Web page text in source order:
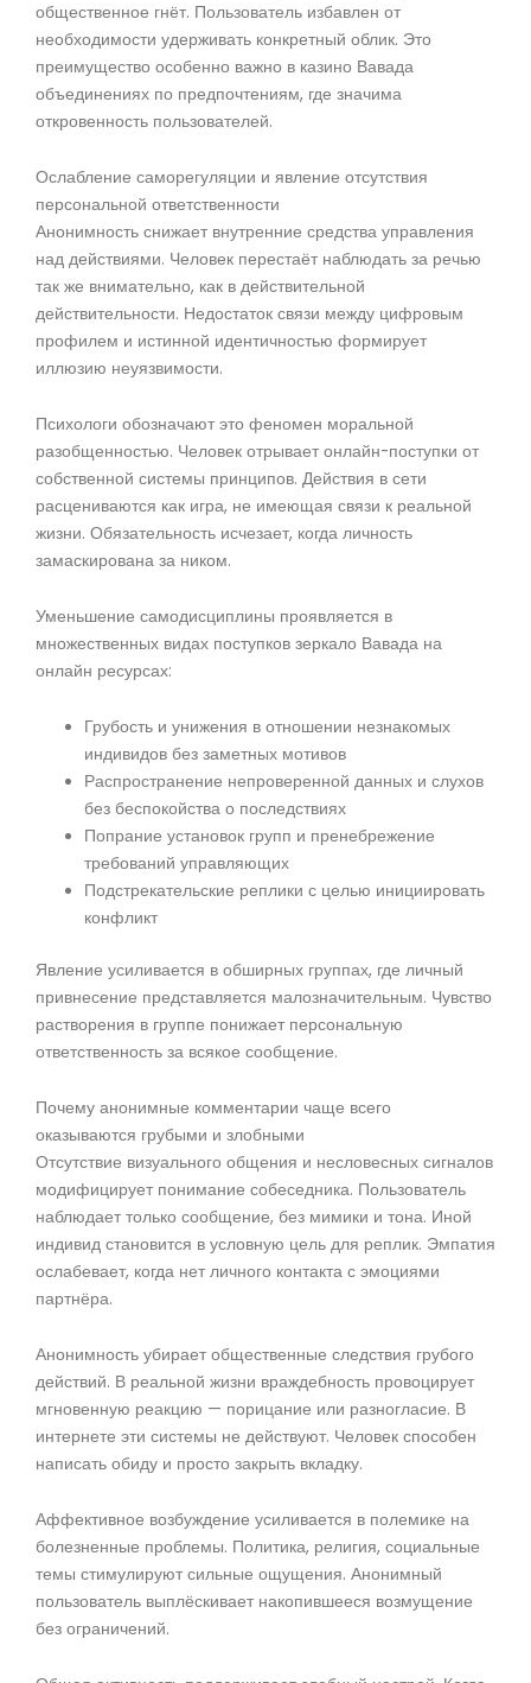
общественное гнёт. Пользователь избавлен от
необходимости удерживать конкретный облик. Это
преимущество особенно важно в казино Вавада
объединениях по предпочтениям, где значима
откровенность пользователей.
Ослабление саморегуляции и явление отсутствия
персональной ответственности
Анонимность снижает внутренние средства управления
над действиями. Человек перестаёт наблюдать за речью
так же внимательно, как в действительной
действительности. Недостаток связи между цифровым
профилем и истинной идентичностью формирует
иллюзию неуязвимости.
Психологи обозначают это феномен моральной
разобщенностью. Человек отрывает онлайн-поступки от
собственной системы принципов. Действия в сети
расцениваются как игра, не имеющая связи к реальной
жизни. Обязательность исчезает, когда личность
замаскирована за ником.
Уменьшение самодисциплины проявляется в
множественных видах поступков зеркало Вавада на
онлайн ресурсах:
Грубость и унижения в отношении незнакомых
индивидов без заметных мотивов
Распространение непроверенной данных и слухов
без беспокойства о последствиях
Попрание установок групп и пренебрежение
требований управляющих
Подстрекательские реплики с целью инициировать
конфликт
Явление усиливается в обширных группах, где личный
привнесение представляется малозначительным. Чувство
растворения в группе понижает персональную
ответственность за всякое сообщение.
Почему анонимные комментарии чаще всего
оказываются грубыми и злобными
Отсутствие визуального общения и несловесных сигналов
модифицирует понимание собеседника. Пользователь
наблюдает только сообщение, без мимики и тона. Иной
индивид становится в условную цель для реплик. Эмпатия
ослабевает, когда нет личного контакта с эмоциями
партнёра.
Анонимность убирает общественные следствия грубого
действий. В реальной жизни враждебность провоцирует
мгновенную реакцию — порицание или разногласие. В
интернете эти системы не действуют. Человек способен
написать обиду и просто закрыть вкладку.
Аффективное возбуждение усиливается в полемике на
болезненные проблемы. Политика, религия, социальные
темы стимулируют сильные ощущения. Анонимный
пользователь выплёскивает накопившееся возмущение
без ограничений.